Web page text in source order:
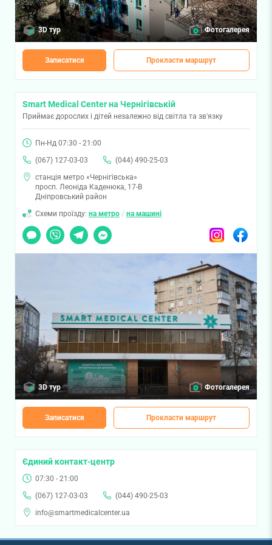
3D тур Фотогалерея
Записатися Прокласти маршрут
Smart Medical Center на Чернігівській
Приймає дорослих і дітей незалежно від світла та зв'язку
Пн-Нд 07:30 - 21:00
(067) 127-03-03
(044) 490-25-03
станція метро «Чернігівська»
просп. Леоніда Каденюка, 17-В
Дніпровський район
Схеми проїзду: на метро / на машині
Чат
Viber TelegramMessenger InstagramFacebook
3D тур Фотогалерея
Записатися Прокласти маршрут
Єдиний контакт-центр
07:30 - 21:00
(067) 127-03-03
(044) 490-25-03
info@smartmedicalcenter.ua